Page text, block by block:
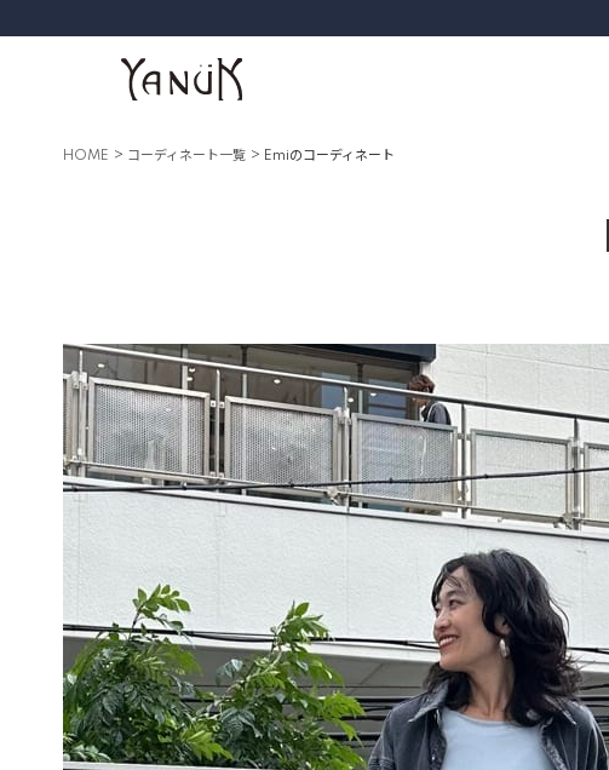
HOME コーディネート一覧 Emiのコーディネート